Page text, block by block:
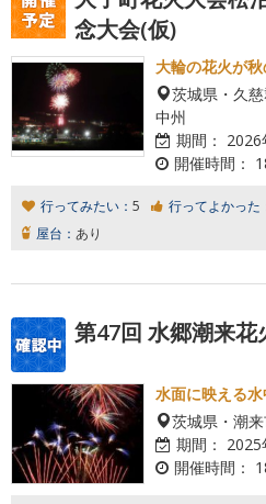
念大会(仮)
大輪の花火が
茨城県・久
中州
期間： 2026
開催時間：
行ってみたい： 5 行ってよかった
屋台： あり
第47回 水郷潮来花
水面に映える
茨城県・潮
期間： 2025
開催時間：